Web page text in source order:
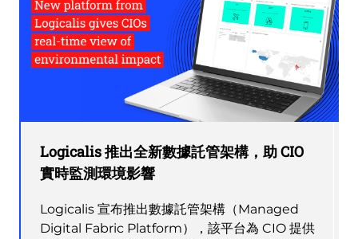
Logicalis 推出全新數據託管架構，助 CIO
實時監測環境影響
Logicalis 宣布推出數據託管架構（Managed
Digital Fabric Platform），該平台為 CIO 提供